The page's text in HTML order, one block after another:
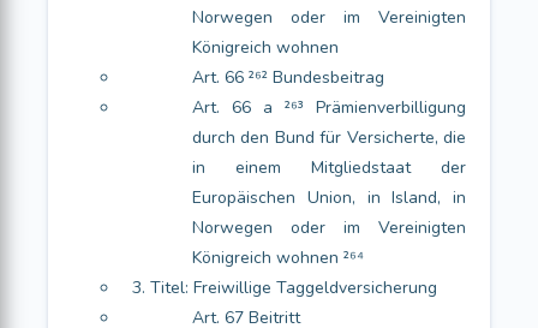
Norwegen oder im Vereinigten
Königreich wohnen
Art. 66 ²⁶² Bundesbeitrag
Art. 66 a ²⁶³ Prämienverbilligung
durch den Bund für Versicherte, die
in einem Mitgliedstaat der
Europäischen Union, in Island, in
Norwegen oder im Vereinigten
Königreich wohnen ²⁶⁴
3. Titel: Freiwillige Taggeldversicherung
Art. 67 Beitritt